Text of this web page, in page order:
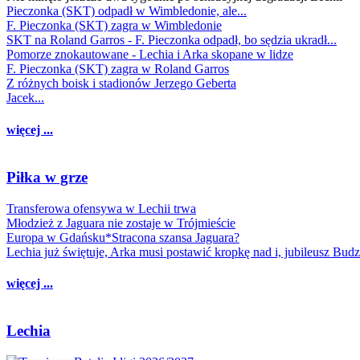
Pieczonka (SKT) odpadł w Wimbledonie, ale...
F. Pieczonka (SKT) zagra w Wimbledonie
SKT na Roland Garros - F. Pieczonka odpadł, bo sędzia ukradł...
Pomorze znokautowane - Lechia i Arka skopane w lidze
F. Pieczonka (SKT) zagra w Roland Garros
Z różnych boisk i stadionów Jerzego Geberta
Jacek...
więcej ...
Piłka w grze
Transferowa ofensywa w Lechii trwa
Młodzież z Jaguara nie zostaje w Trójmieście
Europa w Gdańsku*Stracona szansa Jaguara?
Lechia już świętuje, Arka musi postawić kropkę nad i, jubileusz
więcej ...
Lechia